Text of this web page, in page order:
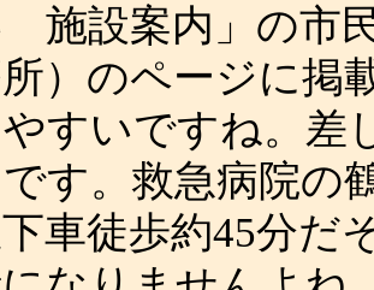
施設案内」の市
）のページに掲
やすいですね。差
す。救急病院の
車徒歩約45分だ